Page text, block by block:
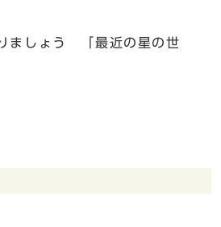
ましょう 「最近の星の世